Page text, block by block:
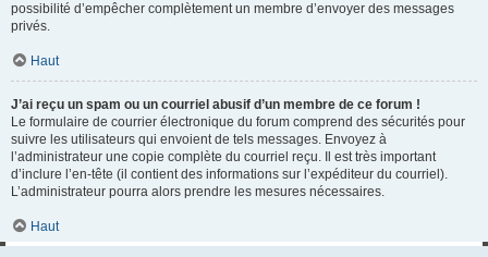
possibilité d’empêcher complètement un membre d’envoyer des messages
privés.
Haut
J’ai reçu un spam ou un courriel abusif d’un membre de ce forum !
Le formulaire de courrier électronique du forum comprend des sécurités pour
suivre les utilisateurs qui envoient de tels messages. Envoyez à
l’administrateur une copie complète du courriel reçu. Il est très important
d’inclure l’en-tête (il contient des informations sur l’expéditeur du courriel).
L’administrateur pourra alors prendre les mesures nécessaires.
Haut